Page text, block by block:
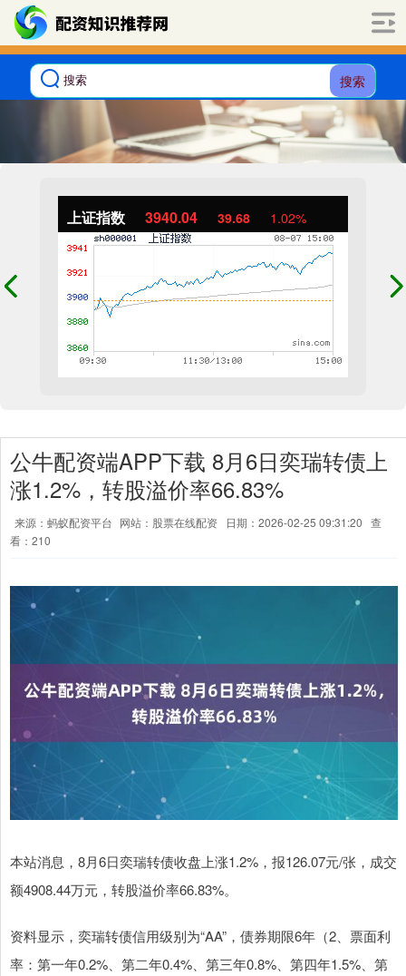
搜索
上证指数 3940.04 39.68 1.02%
公牛配资端APP下载 8月6日奕瑞转债上
涨1.2%，转股溢价率66.83%
来源：蚂蚁配资平台 网站：股票在线配资 日期：2026-02-25 09:31:20 查
看：210
本站消息，8月6日奕瑞转债收盘上涨1.2%，报126.07元/张，成交
额4908.44万元，转股溢价率66.83%。
资料显示，奕瑞转债信用级别为“AA”，债券期限6年（2、票面利
率：第一年0.2%、第二年0.4%、第三年0.8%、第四年1.5%、第